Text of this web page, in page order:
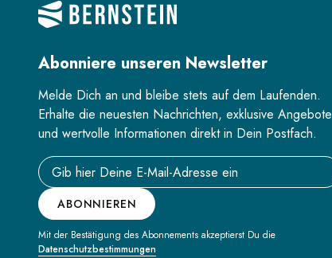
Abonniere unseren Newsletter
Melde Dich an und bleibe stets auf dem Laufenden.
Erhalte die neuesten Nachrichten, exklusive Angebote
und wertvolle Informationen direkt in Dein Postfach.
Email address
ABONNIEREN
Mit der Bestätigung des Abonnements akzeptierst Du die
Datenschutzbestimmungen